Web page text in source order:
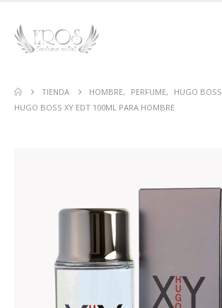
TIENDA HOMBRE, PERFUME,
HUGO BOSS
HUGO BOSS XY EDT 100ML PARA HOMBRE